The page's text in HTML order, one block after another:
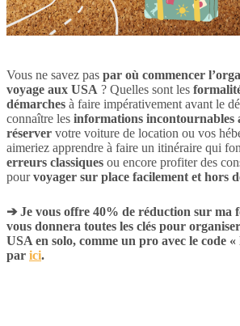
Vous ne savez pas par où commencer
voyage aux USA ? Quelles sont les
démarches à faire impérativement avant le
connaître les informations incontournables
réserver votre voiture de location ou vos
aimeriez apprendre à faire un itinéraire qui
erreurs classiques ou encore profiter des
pourvoyager sur place facilement et hors
➔ Je vous offre 40% de réduction sur ma
vous donnera toutes les clés pour
USA en solo, comme un pro avec le code «
par ici.